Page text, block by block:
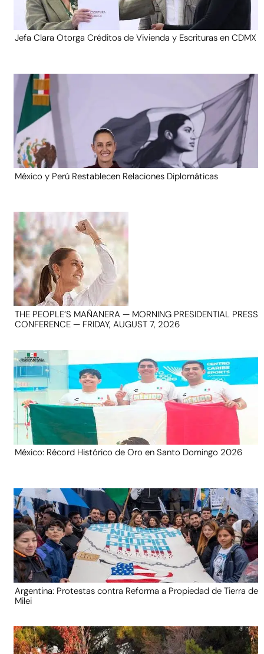
Jefa Clara Otorga Créditos de Vivienda y Escrituras en CDMX
México y Perú Restablecen Relaciones Diplomáticas
THE PEOPLE’S MAÑANERA — MORNING PRESIDENTIAL PRESS
CONFERENCE — FRIDAY, AUGUST 7, 2026
México: Récord Histórico de Oro en Santo Domingo 2026
Argentina: Protestas contra Reforma a Propiedad de Tierra de
Milei